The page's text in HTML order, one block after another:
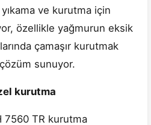
ve kurutma için
özellikle yağmurun eksik
çamaşır kurutmak
sunuyor.
kurutma
7560 TR kurutma